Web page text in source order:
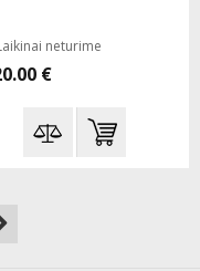
neturime
€